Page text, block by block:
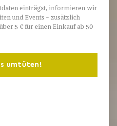
einträgst, informieren wir
und Events – zusätzlich
5 € für einen Einkauf ab 50
umtüten!